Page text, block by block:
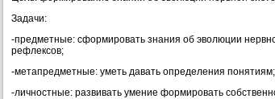
Задачи:
-предметные: сформировать знания об эволюции
рефлексов;
-метапредметные: уметь давать определения
-личностные: развивать умение формировать